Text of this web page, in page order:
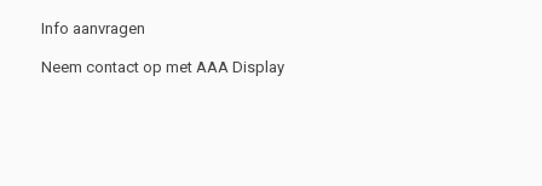
Info aanvragen
Neem contact op met AAA Display